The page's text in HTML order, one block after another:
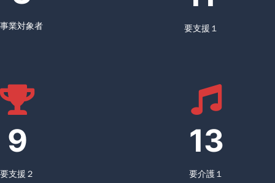
事業対象者 要支援１
9
要支援２
13
要介護１